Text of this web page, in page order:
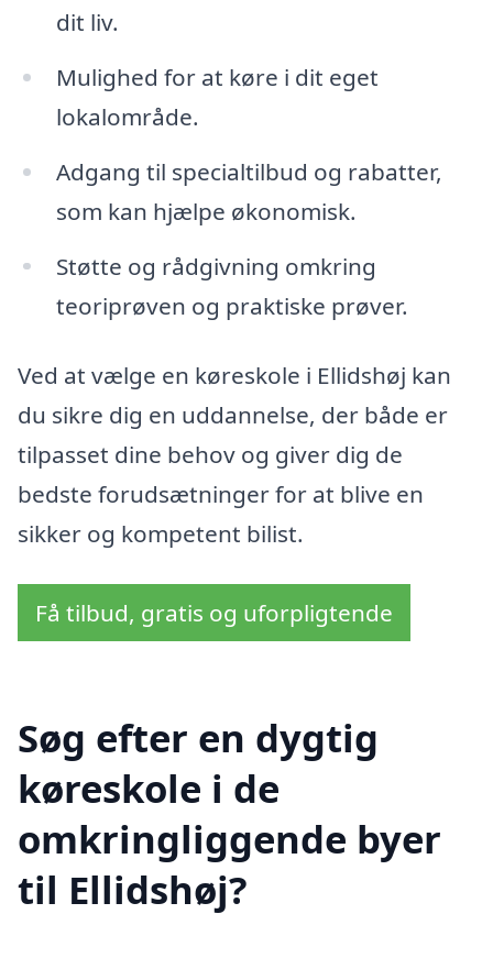
dit liv.
Mulighed for at køre i dit eget
lokalområde.
Adgang til specialtilbud og rabatter,
som kan hjælpe økonomisk.
Støtte og rådgivning omkring
teoriprøven og praktiske prøver.
Ved at vælge en køreskole i Ellidshøj kan
du sikre dig en uddannelse, der både er
tilpasset dine behov og giver dig de
bedste forudsætninger for at blive en
sikker og kompetent bilist.
Få tilbud, gratis og uforpligtende
Søg efter en dygtig
køreskole i de
omkringliggende byer
til Ellidshøj?